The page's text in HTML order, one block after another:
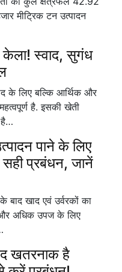
मीट्रिक टन उत्पादन
स्वाद, सुगंध
के लिए बल्कि आर्थिक और
है. इसकी खेती
है…
पाने के लिए
प्रबंधन, जानें
खाद एवं उर्वरकों का
और अधिक उपज के लिए
खतरनाक है